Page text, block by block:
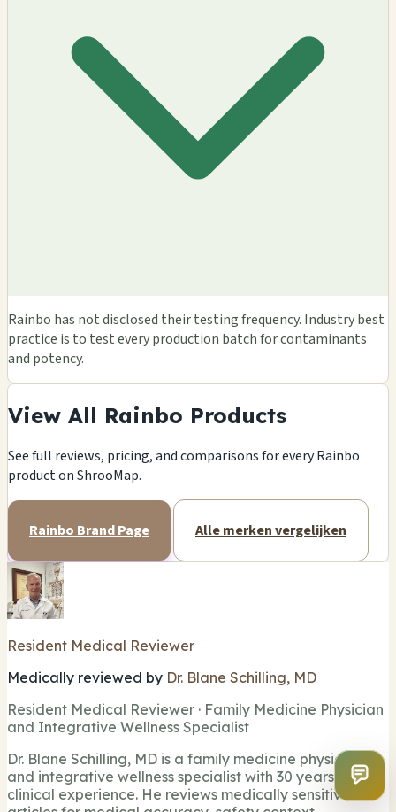
Rainbo has not disclosed their testing frequency. Industry best
practice is to test every production batch for contaminants
and potency.
View All Rainbo Products
See full reviews, pricing, and comparisons for every Rainbo
product on ShrooMap.
Rainbo Brand Page Alle merken vergelijken
Resident Medical Reviewer
Medically reviewed by Dr. Blane Schilling, MD
Resident Medical Reviewer · Family Medicine Physician
and Integrative Wellness Specialist
Dr. Blane Schilling, MD is a family medicine physician
and integrative wellness specialist with 30 years of
clinical experience. He reviews medically sensitive